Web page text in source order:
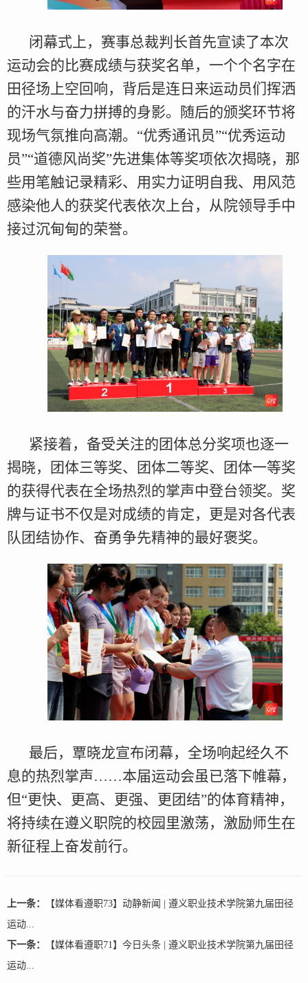
闭幕式上，赛事总裁判长首先宣读了本次
运动会的比赛成绩与获奖名单，一个个名字在
田径场上空回响，背后是连日来运动员们挥洒
的汗水与奋力拼搏的身影。随后的颁奖环节将
现场气氛推向高潮。“优秀通讯员”“优秀运动
员”“道德风尚奖”先进集体等奖项依次揭晓，那
些用笔触记录精彩、用实力证明自我、用风范
感染他人的获奖代表依次上台，从院领导手中
接过沉甸甸的荣誉。
紧接着，备受关注的团体总分奖项也逐一
揭晓，团体三等奖、团体二等奖、团体一等奖
的获得代表在全场热烈的掌声中登台领奖。奖
牌与证书不仅是对成绩的肯定，更是对各代表
队团结协作、奋勇争先精神的最好褒奖。
最后，覃晓龙宣布闭幕，全场响起经久不
息的热烈掌声……本届运动会虽已落下帷幕，
但“更快、更高、更强、更团结”的体育精神，
将持续在遵义职院的校园里激荡，激励师生在
新征程上奋发前行。
上一条：
【媒体看遵职73】动静新闻 | 遵义职业技术学院第九届田径
运动...
下一条：
【媒体看遵职71】今日头条 | 遵义职业技术学院第九届田径
运动...